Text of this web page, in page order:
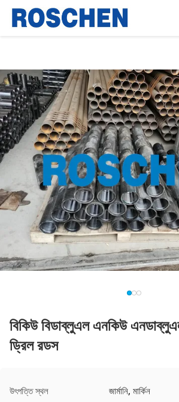
বিকিউ বিডাব্লুএল এনকিউ
ড্রিল রডস
উৎপত্তি স্থল জার্মানি, মার্কিন